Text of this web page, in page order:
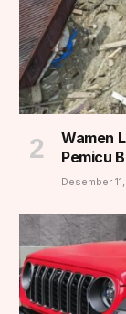
Wamen
Pemicu
Desember